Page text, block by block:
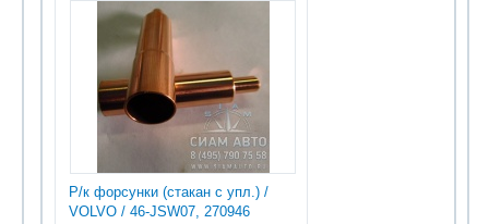
Р/к форсунки (стакан с упл.) /
VOLVO / 46-JSW07, 270946